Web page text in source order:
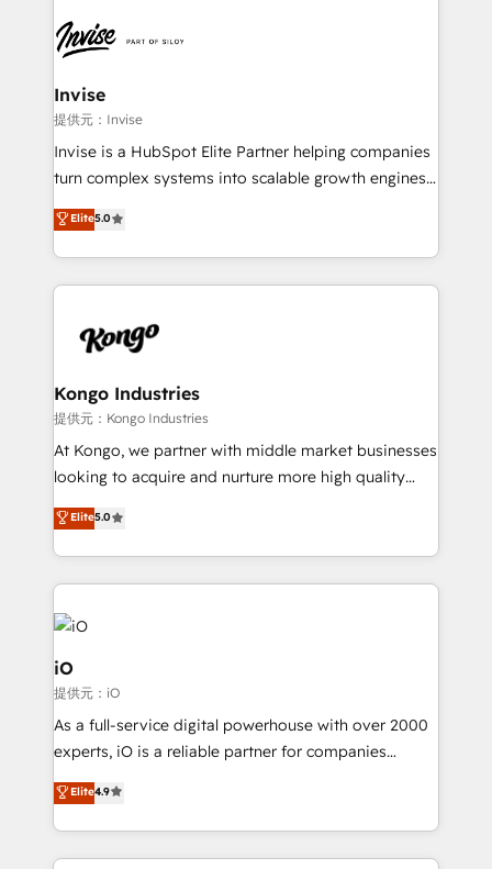
Packages: Choose ongoing support or project-based
solutions. We offer service packages designed to fit
functioning optimally. With our expertise in leading
platforms like Salesforce and HubSpot, we bring a
wealth of knowledge and experience to the table.
Our strategies are tailored to your business's unique
needs, ensuring a personalized approach that aligns
with your growth objectives.
Invise
提供元：Invise
Invise is a HubSpot Elite Partner helping companies
turn complex systems into scalable growth engines.
We combine strategy, technology and change
management to drive measurable results. As part of
the fast-growing Siloy Group, we unite more than
250+ HubSpot experts across Europe – ready to
business goals. Talk to us if you’re looking to: -
reliable source of truth - Unlock the full value of your
CRM and marketing data, not just implement a
system - Accelerate impact with a partner who
understands both strategy and technology
Elite5.0
Kongo Industries
提供元：Kongo Industries
At Kongo, we partner with middle market businesses
looking to acquire and nurture more high quality
leads. We use digital media, marketing cloud,
automation and software integration to drive sales
and, deliver clarity on marketing expenditure.
Elite5.0
iO
提供元：iO
As a full-service digital powerhouse with over 2000
experts, iO is a reliable partner for companies
looking to strengthen their position in the fields of
marketing, technology, content, strategy and
creation. iO combines in-depth knowledge on both
the marketing and technology end of HubSpot,
Elite4.9